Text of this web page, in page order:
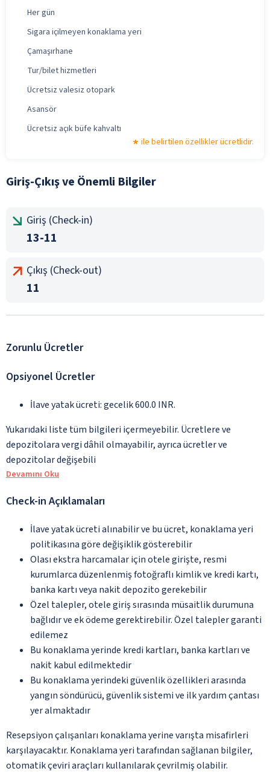
Her gün
Sigara içilmeyen konaklama yeri
Çamaşırhane
Tur/bilet hizmetleri
Ücretsiz valesiz otopark
Asansör
Ücretsiz açık büfe kahvaltı
ile belirtilen özellikler ücretlidir.
Giriş-Çıkış ve Önemli Bilgiler
Giriş (Check-in)
13-11
Çıkış (Check-out)
11
Zorunlu Ücretler
Opsiyonel Ücretler
İlave yatak ücreti: gecelik 600.0 INR.
Yukarıdaki liste tüm bilgileri içermeyebilir. Ücretlere ve
depozitolara vergi dâhil olmayabilir, ayrıca ücretler ve
depozitolar değişebili
Devamını Oku
Check-in Açıklamaları
İlave yatak ücreti alınabilir ve bu ücret, konaklama yeri
politikasına göre değişiklik gösterebilir
Olası ekstra harcamalar için otele girişte, resmi
kurumlarca düzenlenmiş fotoğraflı kimlik ve kredi kartı,
banka kartı veya nakit depozito gerekebilir
Özel talepler, otele giriş sırasında müsaitlik durumuna
bağlıdır ve ek ödeme gerektirebilir. Özel talepler garanti
edilemez
Bu konaklama yerinde kredi kartları, banka kartları ve
nakit kabul edilmektedir
Bu konaklama yerindeki güvenlik özellikleri arasında
yangın söndürücü, güvenlik sistemi ve ilk yardım çantası
yer almaktadır
Resepsiyon çalışanları konaklama yerine varışta misafirleri
karşılayacaktır. Konaklama yeri tarafından sağlanan bilgiler,
otomatik çeviri araçları kullanılarak çevrilmiş olabilir.